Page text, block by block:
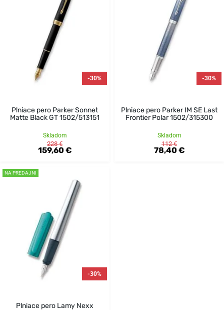
-30%
Plniace pero Parker Sonnet
Matte Black GT 1502/513151
Skladom
228 €
159,60 €
-30%
Plniace pero Parker IM SE Last
Frontier Polar 1502/315300
Skladom
112 €
78,40 €
NA PREDAJNI
-30%
Plniace pero Lamy Nexx